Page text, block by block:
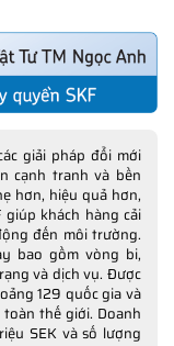
hồi, góp ý từ Quý
chúng tôi sẽ có
trải nghiệm Khách
TRƯỚC KHI
giải pháp đổi mới
cạnh tranh và bền
hơn, hiệu quả hơn,
khách hàng cải
đến môi trường.
bao gồm vòng bi,
và dịch vụ. Được
129 quốc gia và
thế giới. Doanh
SEK và số lượng